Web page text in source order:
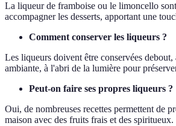
La liqueur de framboise ou le limoncello
accompagner les desserts, apportant une
Comment conserver les liqueurs ?
Les liqueurs doivent être conservées debout,
ambiante, à l'abri de la lumière pour
Peut-on faire ses propres liqueurs ?
Oui, de nombreuses recettes permettent de
maison avec des fruits frais et des spiritueux.